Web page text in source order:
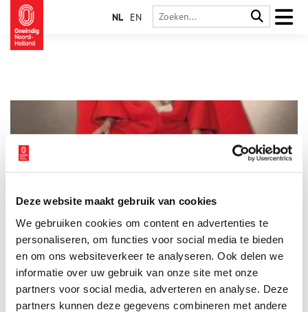
Deze website maakt gebruik van cookies
We gebruiken cookies om content en advertenties te
personaliseren, om functies voor social media te bieden
en om ons websiteverkeer te analyseren. Ook delen we
informatie over uw gebruik van onze site met onze
partners voor social media, adverteren en analyse. Deze
partners kunnen deze gegevens combineren met andere
NL EN
Vanaf 24 mei presenteert Museum Kranenburgh het werk van
spraakmakend kunstenaars Lisa Konno (NL, 1992) en Paul
Kooiker (NL, 1964) in de totaalinstallatie Lisa Konno Paul
Kooiker. Konno en Kooiker hebben ieder een eigen praktijk,
maar delen een interdisciplinaire wijze van werken waarbij ze
zich vrij bewegen tussen onder meer beeldende kunst, mode,
fotografie en performance.
2 min